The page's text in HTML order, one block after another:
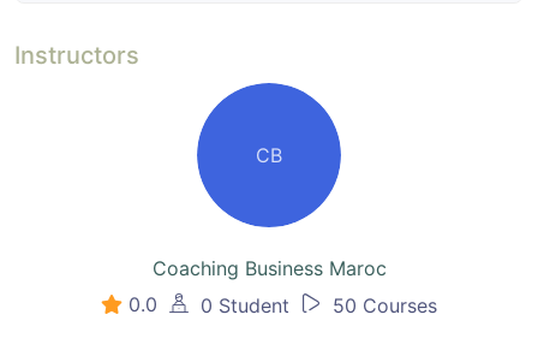
Instructors
CB
Coaching Business Maroc
0.0
0 Student 50 Courses